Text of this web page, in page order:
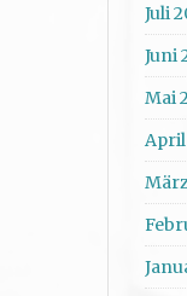
Juli
Juni
Mai
April